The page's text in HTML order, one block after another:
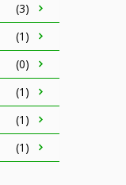
(3)
(1)
(0)
(1)
(1)
(1)